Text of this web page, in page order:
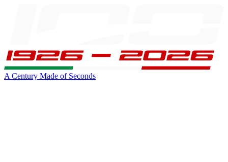
A Century Made of Seconds